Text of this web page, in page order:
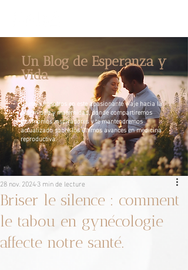
Un Blog de Esperanza y
Vida
Únete a nosotros en este apasionante viaje hacia la
paternidad y maternidad, donde compartiremos
testimonios inspiradores y te mantendremos
actualizado sobre los últimos avances en medicina
reproductiva.
Briser le silence : comment
le tabou en gynécologie
affecte notre santé.
28 nov. 20243 min de lecture